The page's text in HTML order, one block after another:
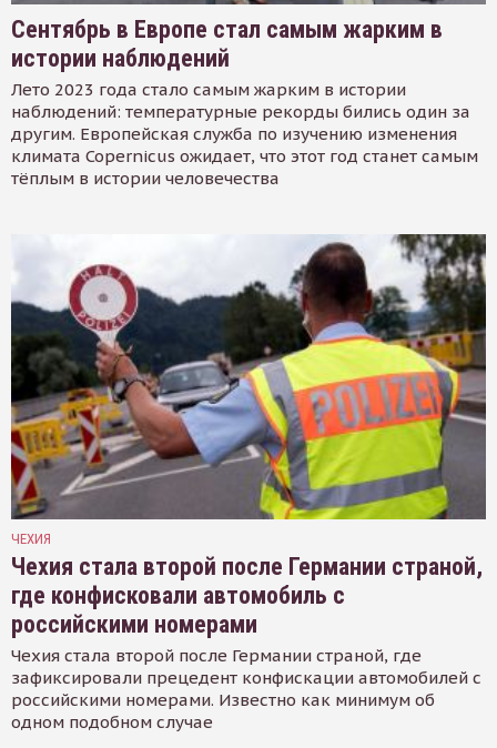
Сентябрь в Европе стал самым жарким в
истории наблюдений
Лето 2023 года стало самым жарким в истории
наблюдений: температурные рекорды бились один за
другим. Европейская служба по изучению изменения
климата Copernicus ожидает, что этот год станет самым
тёплым в истории человечества
ЧЕХИЯ
Чехия стала второй после Германии страной,
где конфисковали автомобиль с
российскими номерами
Чехия стала второй после Германии страной, где
зафиксировали прецедент конфискации автомобилей с
российскими номерами. Известно как минимум об
одном подобном случае